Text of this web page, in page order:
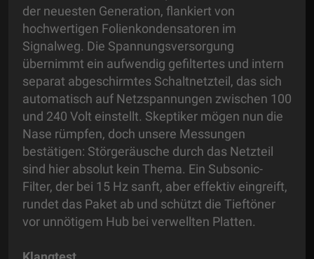
der neuesten Generation, flankiert von
hochwertigen Folienkondensatoren im
Signalweg. Die Spannungsversorgung
übernimmt ein aufwendig gefiltertes und intern
separat abgeschirmtes Schaltnetzteil, das sich
automatisch auf Netzspannungen zwischen 100
und 240 Volt einstellt. Skeptiker mögen nun die
Nase rümpfen, doch unsere Messungen
bestätigen: Störgeräusche durch das Netzteil
sind hier absolut kein Thema. Ein Subsonic-
Filter, der bei 15 Hz sanft, aber effektiv eingreift,
rundet das Paket ab und schützt die Tieftöner
vor unnötigem Hub bei verwellten Platten.